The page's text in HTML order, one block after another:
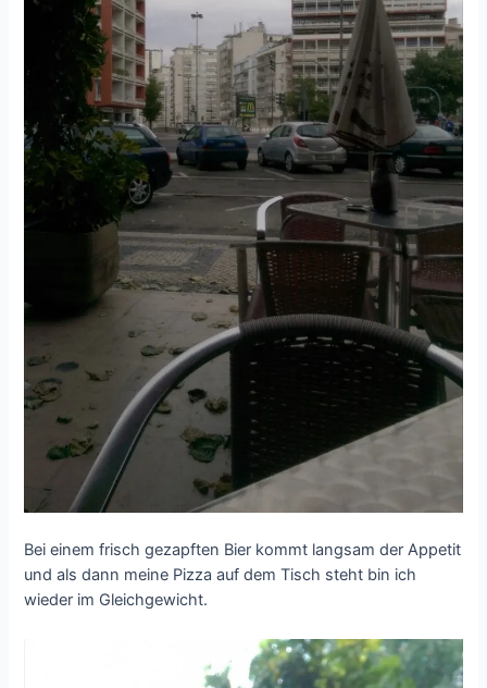
Bei einem frisch gezapften Bier kommt langsam der Appetit
und als dann meine Pizza auf dem Tisch steht bin ich
wieder im Gleichgewicht.